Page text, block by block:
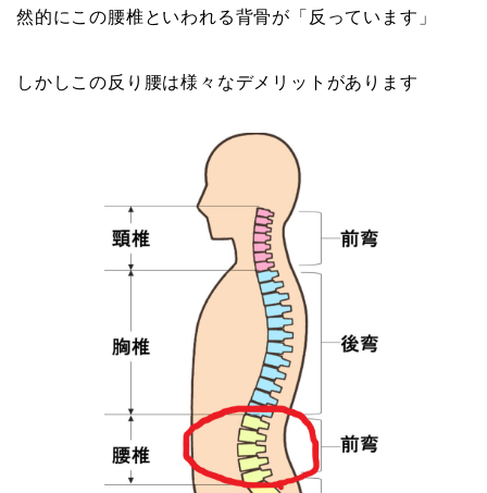
然的にこの腰椎といわれる背骨が「反っています」
しかしこの反り腰は様々なデメリットがあります